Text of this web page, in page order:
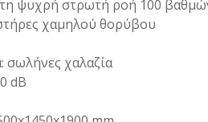
ψυχρή στρωτή ροή 100
χαμηλού θορύβου
σωλήνες χαλαζία
dB